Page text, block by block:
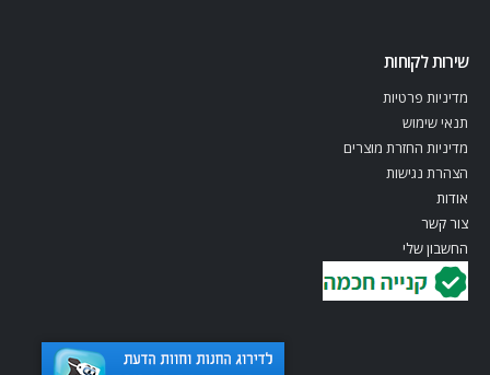
שירות לקוחות
מדיניות פרטיות
תנאי שימוש
מדיניות החזרת מוצרים
הצהרת נגישות
אודות
צור קשר
החשבון שלי